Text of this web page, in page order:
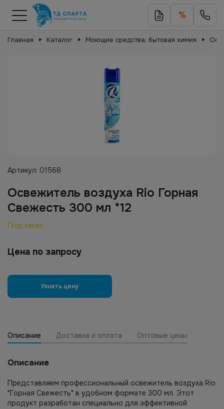
%
Главная Каталог Моющие средства, бытовая химия
Артикул: 01568
Освежитель воздуха Rio Горная
Свежесть 300 мл *12
Под заказ
Цена по запросу
Узнать цену
Описание Доставка и оплата Оптовые цены
Описание
Представляем профессиональный освежитель воздуха Rio
"Горная Свежесть" в удобном формате 300 мл. Этот
продукт разработан специально для эффективной